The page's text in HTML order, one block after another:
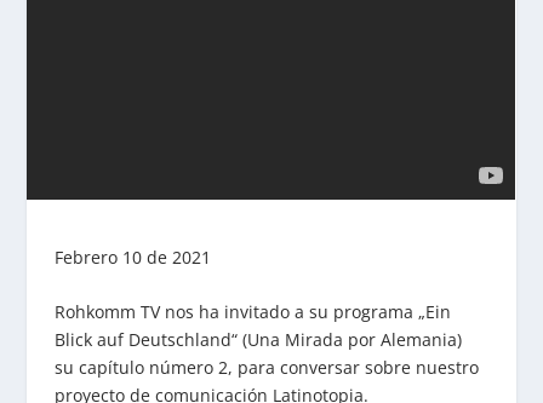
Febrero 10 de 2021
Rohkomm TV nos ha invitado a su programa „Ein
Blick auf Deutschland“ (Una Mirada por Alemania)
su capítulo número 2, para conversar sobre nuestro
proyecto de comunicación Latinotopia.